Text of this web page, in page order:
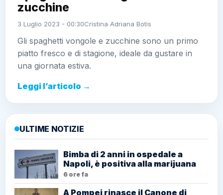
zucchine
3 Luglio 2023 - 00:30Cristina Adriana Botis
Gli spaghetti vongole e zucchine sono un primo
piatto fresco e di stagione, ideale da gustare in
una giornata estiva.
Leggi l’articolo →
ULTIME NOTIZIE
Bimba di 2 anni in ospedale a
Napoli, è positiva alla marijuana
6 ore fa
A Pompei rinasce il Canone di